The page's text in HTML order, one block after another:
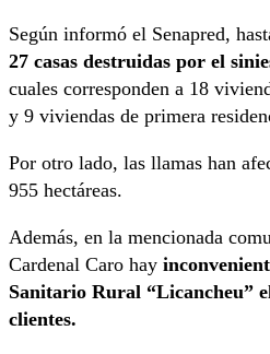
Según informó el Senapred,
27 casas destruidas por el
cuales corresponden a 18
y 9 viviendas de primera
Por otro lado, las llamas han
955 hectáreas.
Además, en la mencionada
Cardenal Caro hay
Sanitario Rural “Licancheu”
clientes.